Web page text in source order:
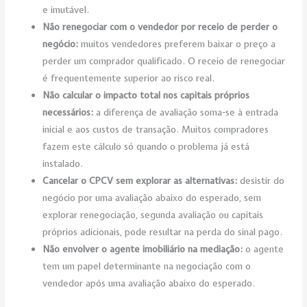
e imutável.
Não renegociar com o vendedor por receio de perder o
negócio: muitos vendedores preferem baixar o preço a
perder um comprador qualificado. O receio de renegociar
é frequentemente superior ao risco real.
Não calcular o impacto total nos capitais próprios
necessários: a diferença de avaliação soma-se à entrada
inicial e aos custos de transação. Muitos compradores
fazem este cálculo só quando o problema já está
instalado.
Cancelar o CPCV sem explorar as alternativas: desistir do
negócio por uma avaliação abaixo do esperado, sem
explorar renegociação, segunda avaliação ou capitais
próprios adicionais, pode resultar na perda do sinal pago.
Não envolver o agente imobiliário na mediação: o agente
tem um papel determinante na negociação com o
vendedor após uma avaliação abaixo do esperado.